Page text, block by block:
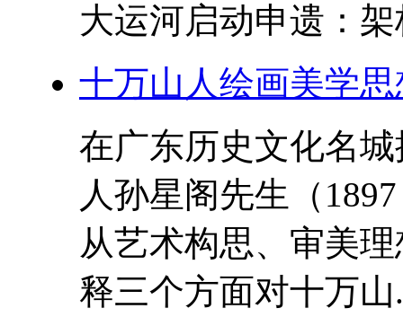
大运河启动申遗：
十万山人绘画美学
在广东历史文化名
人孙星阁先生（
从艺术构思、审美
释三个方面对十万山